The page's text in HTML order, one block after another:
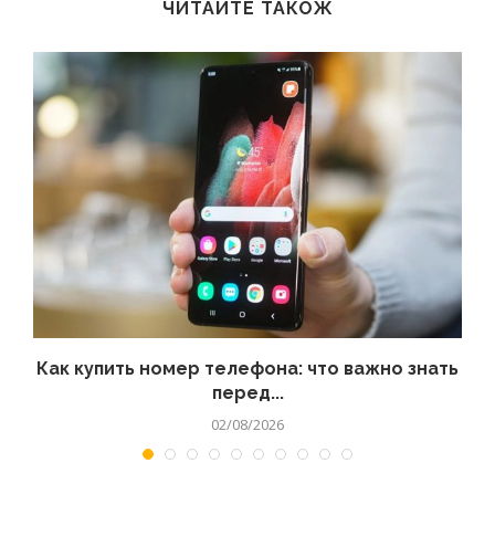
ЧИТАЙТЕ ТАКОЖ
Как купить номер телефона: что важно знать
перед...
02/08/2026